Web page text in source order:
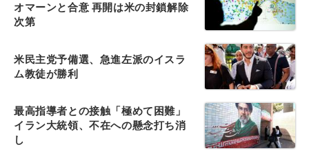
オマーンと合意 再開は米の封鎖解除
次第
米民主党予備選、急進左派のイスラ
ム教徒が勝利
最高指導者との接触「極めて困難」
イラン大統領、不在への懸念打ち消
し